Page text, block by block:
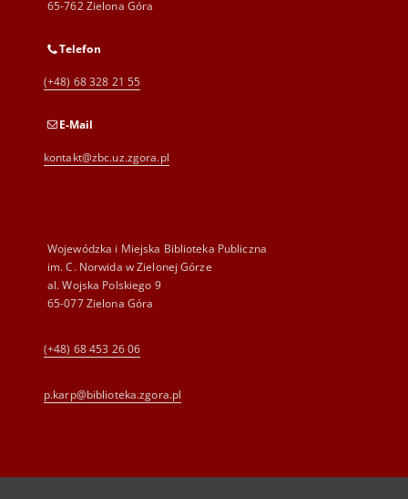
65-762 Zielona Góra
Telefon
(+48) 68 328 21 55
E-Mail
kontakt@zbc.uz.zgora.pl
Wojewódzka i Miejska Biblioteka Publiczna
im. C. Norwida w Zielonej Górze
al. Wojska Polskiego 9
65-077 Zielona Góra
(+48) 68 453 26 06
p.karp@biblioteka.zgora.pl